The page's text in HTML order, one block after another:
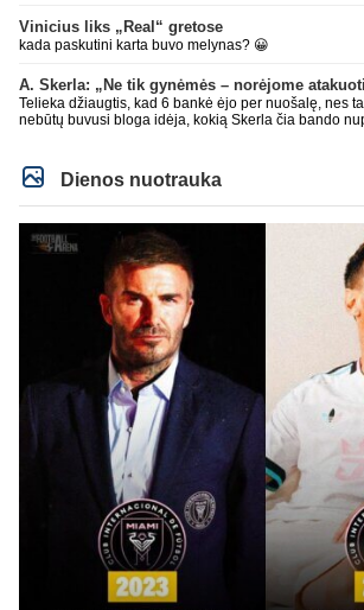
Vinicius liks „Real“ gretose
kada paskutini karta buvo melynas? 😀
A. Skerla: „Ne tik gynėmės – norėjome
Telieka džiaugtis, kad 6 bankė ėjo per nuošalę, nes
nebūtų buvusi bloga idėja, kokią Skerla čia bando
Dienos nuotrauka